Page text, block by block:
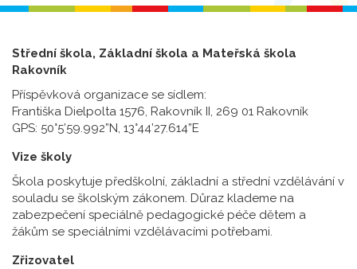
Střední škola, Základní škola a Mateřská škola
Rakovník
Příspěvková organizace se sídlem:
Františka Dielpolta 1576, Rakovník II, 269 01 Rakovník
GPS: 50°5’59.992”N, 13°44’27.614”E
Vize školy
Škola poskytuje předškolní, základní a střední vzdělávání v
souladu se školským zákonem. Důraz klademe na
zabezpečení speciálně pedagogické péče dětem a
žákům se speciálními vzdělávacími potřebami.
Zřizovatel